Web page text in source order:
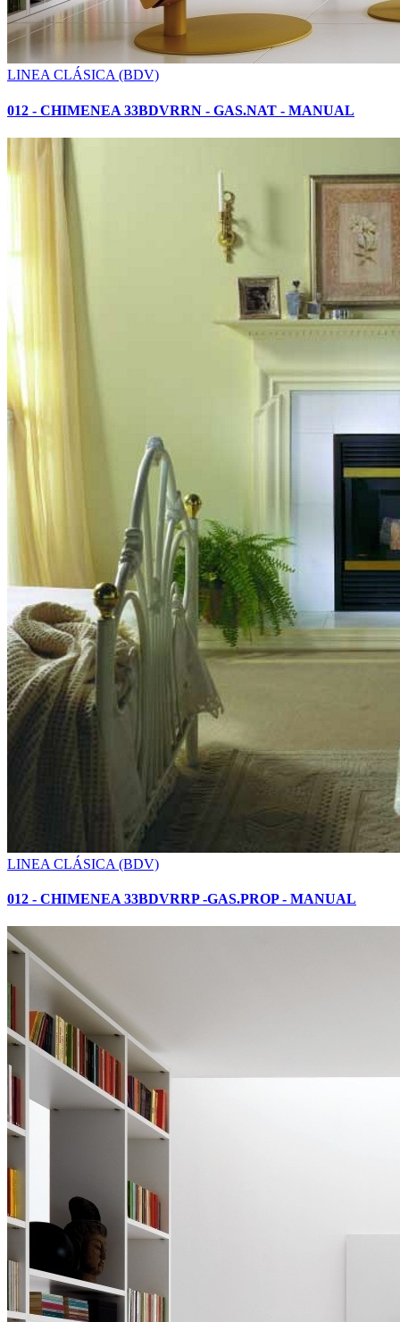
LINEA CLÁSICA (BDV)
012 - CHIMENEA 33BDVRRN - GAS.NAT - MANUAL
LINEA CLÁSICA (BDV)
012 - CHIMENEA 33BDVRRP -GAS.PROP - MANUAL